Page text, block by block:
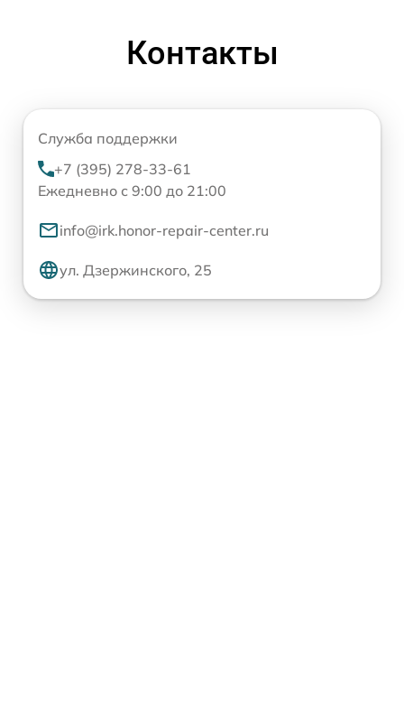
Контакты
Служба поддержки
+7 (395) 278-33-61
Ежедневно с 9:00 до 21:00
info@irk.honor-repair-center.ru
ул. Дзержинского, 25